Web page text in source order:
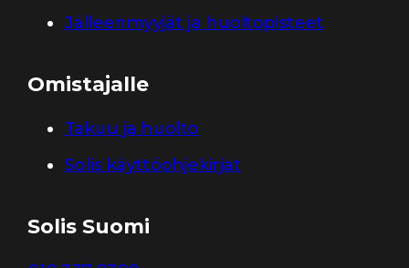
Jälleenmyyjät ja huoltopisteet
Omistajalle
Takuu ja huolto
Solis käyttöohjekirjat
Solis Suomi